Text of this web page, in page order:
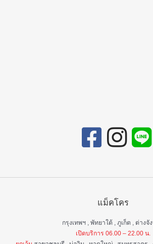
แม็คโคร
กรุงเทพฯ , พัทยาใต้ , ภูเก็ต , ต่างจั
เปิดบริการ 06.00 – 22.00 น.